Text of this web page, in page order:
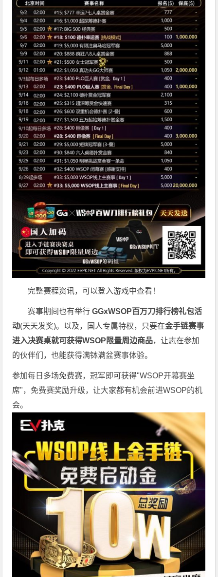
完整赛程资讯，可以登入游戏中查看！
赛事期间也有举行 GGxWSOP百万刀排行榜礼包活
动(天天发奖)。以及，国人专属特权，只要在金手链赛事
进入决赛桌就可获得WSOP限量周边商品，让志在参加
的伙伴们，也能获得满钵满盆赛事体验。
参加每日多场免费赛，冠军即可获得"WSOP开幕赛坐
席"，免费赛奖励升级，让大家都有机会前进WSOP的机
会。